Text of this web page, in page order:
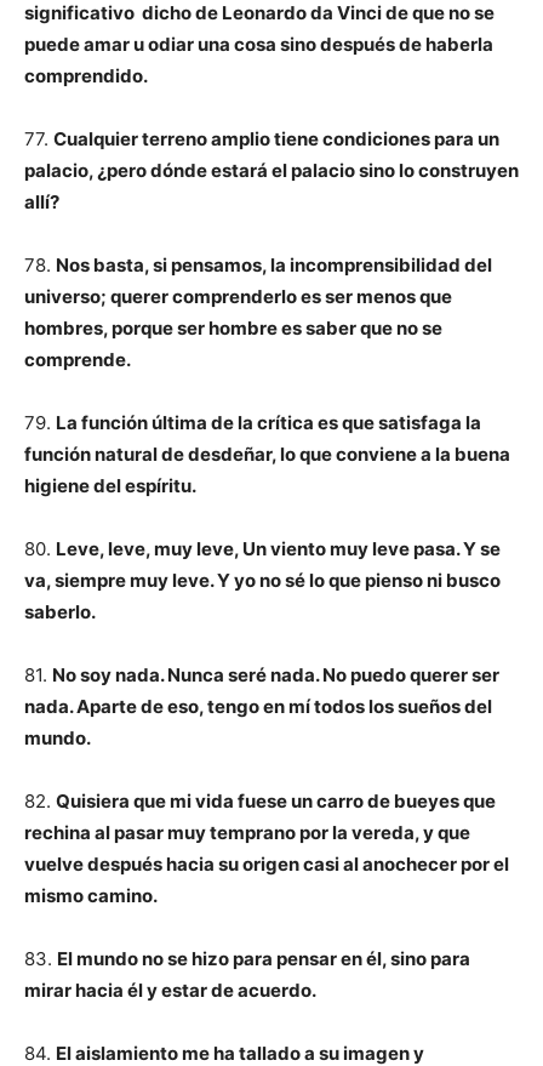
significativo dicho de Leonardo da Vinci de que no se
puede amar u odiar una cosa sino después de haberla
comprendido.
77. Cualquier terreno amplio tiene condiciones para un
palacio, ¿pero dónde estará el palacio sino lo construyen
allí?
78. Nos basta, si pensamos, la incomprensibilidad del
universo; querer comprenderlo es ser menos que
hombres, porque ser hombre es saber que no se
comprende.
79. La función última de la crítica es que satisfaga la
función natural de desdeñar, lo que conviene a la buena
higiene del espíritu.
80. Leve, leve, muy leve, Un viento muy leve pasa. Y se
va, siempre muy leve. Y yo no sé lo que pienso ni busco
saberlo.
81. No soy nada. Nunca seré nada. No puedo querer ser
nada. Aparte de eso, tengo en mí todos los sueños del
mundo.
82. Quisiera que mi vida fuese un carro de bueyes que
rechina al pasar muy temprano por la vereda, y que
vuelve después hacia su origen casi al anochecer por el
mismo camino.
83. El mundo no se hizo para pensar en él, sino para
mirar hacia él y estar de acuerdo.
84. El aislamiento me ha tallado a su imagen y